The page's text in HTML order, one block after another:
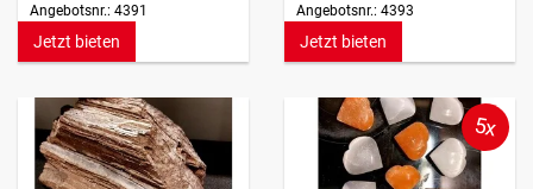
Angebotsnr.: 4391
Jetzt bieten
Angebotsnr.: 4393
Jetzt bieten
5x